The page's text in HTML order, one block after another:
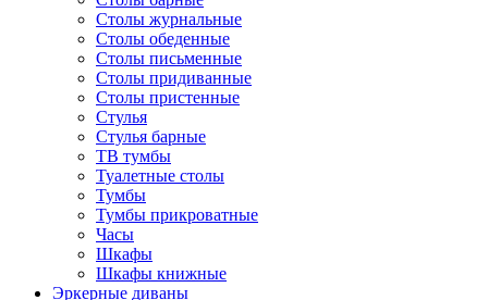
Столы журнальные
Столы обеденные
Столы письменные
Столы придиванные
Столы пристенные
Стулья
Стулья барные
ТВ тумбы
Туалетные столы
Тумбы
Тумбы прикроватные
Часы
Шкафы
Шкафы книжные
Эркерные диваны